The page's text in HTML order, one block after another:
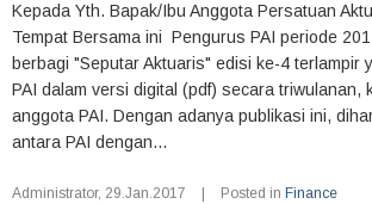
Kepada Yth. Bapak/Ibu Anggota Persatuan
Tempat Bersama ini Pengurus PAI periode
berbagi "Seputar Aktuaris" edisi ke-4 terlampir
PAI dalam versi digital (pdf) secara triwulanan,
anggota PAI. Dengan adanya publikasi ini,
antara PAI dengan...
Administrator, 29.Jan.2017 Posted in Finance